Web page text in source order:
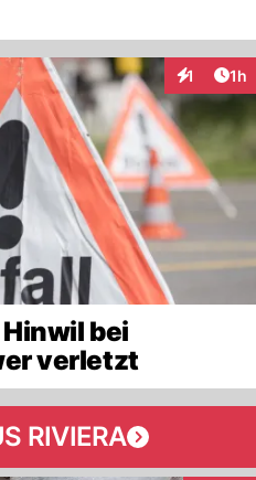
1 1h
bei
verletzt
RIVIERA